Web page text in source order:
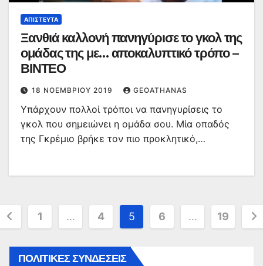
ΑΠΊΣΤΕΥΤΑ
Ξανθιά καλλονή πανηγύρισε το γκολ της
ομάδας της με… αποκαλυπτικό τρόπο –
ΒΙΝΤΕΟ
18 ΝΟΕΜΒΡΊΟΥ 2019 GEOATHANAS
Υπάρχουν πολλοί τρόποι να πανηγυρίσεις το
γκολ που σημειώνει η ομάδα σου. Μία οπαδός
της Γκρέμιο βρήκε τον πιο προκλητικό,…
1 … 4 5 6 … 19
ΠΟΛΙΤΙΚΕΣ ΣΥΝΔΕΣΕΙΣ